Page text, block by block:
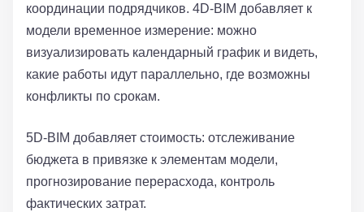
координации подрядчиков. 4D-BIM добавляет к
модели временное измерение: можно
визуализировать календарный график и видеть,
какие работы идут параллельно, где возможны
конфликты по срокам.
5D-BIM добавляет стоимость: отслеживание
бюджета в привязке к элементам модели,
прогнозирование перерасхода, контроль
фактических затрат.